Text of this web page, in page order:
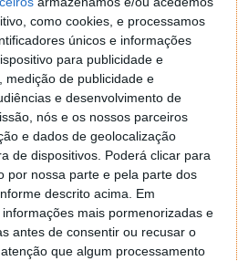
como cookies, e processamos
únicos e informações
para publicidade e
medição de publicidade e
e desenvolvimento de
nós e os nossos parceiros
e dados de geolocalização
de dispositivos. Poderá clicar para
por nossa parte e pela parte dos
descrito acima. Em
mais pormenorizadas e
antes de consentir ou recusar o
que algum processamento
21 COMENTÁRIOS
que falar e a preocupação
verdes vindos de outras
também não devem ser
mas sim um FANI. Isto é,
Voador Não Identificado para
Não Identificados. No
é bem mais interessante,
teorias e suspeitas do uso
eletrónica.